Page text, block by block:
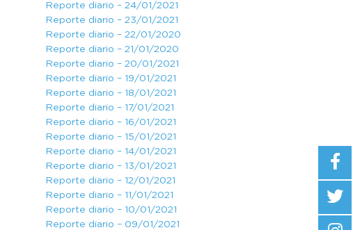
Reporte diario – 24/01/2021
Reporte diario – 23/01/2021
Reporte diario – 22/01/2020
Reporte diario – 21/01/2020
Reporte diario – 20/01/2021
Reporte diario – 19/01/2021
Reporte diario – 18/01/2021
Reporte diario – 17/01/2021
Reporte diario – 16/01/2021
Reporte diario – 15/01/2021
Reporte diario – 14/01/2021
Reporte diario – 13/01/2021
Reporte diario – 12/01/2021
Reporte diario – 11/01/2021
Reporte diario – 10/01/2021
Reporte diario – 09/01/2021